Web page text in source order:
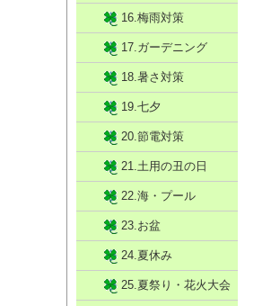
16.梅雨対策
17.ガーデニング
18.暑さ対策
19.七夕
20.節電対策
21.土用の丑の日
22.海・プール
23.お盆
24.夏休み
25.夏祭り・花火大会